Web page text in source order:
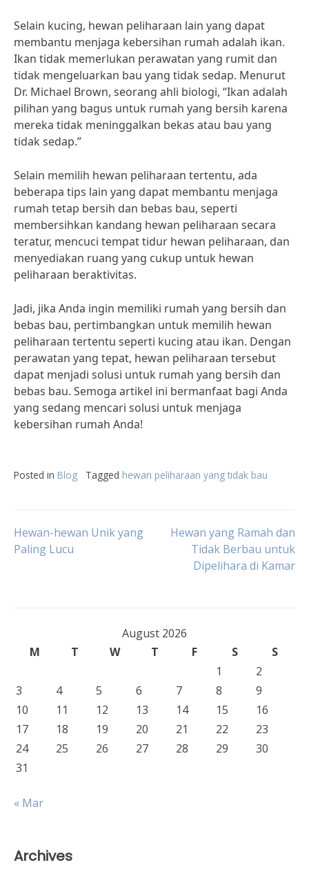
Selain kucing, hewan peliharaan lain yang dapat
membantu menjaga kebersihan rumah adalah ikan.
Ikan tidak memerlukan perawatan yang rumit dan
tidak mengeluarkan bau yang tidak sedap. Menurut
Dr. Michael Brown, seorang ahli biologi, “Ikan adalah
pilihan yang bagus untuk rumah yang bersih karena
mereka tidak meninggalkan bekas atau bau yang
tidak sedap.”
Selain memilih hewan peliharaan tertentu, ada
beberapa tips lain yang dapat membantu menjaga
rumah tetap bersih dan bebas bau, seperti
membersihkan kandang hewan peliharaan secara
teratur, mencuci tempat tidur hewan peliharaan, dan
menyediakan ruang yang cukup untuk hewan
peliharaan beraktivitas.
Jadi, jika Anda ingin memiliki rumah yang bersih dan
bebas bau, pertimbangkan untuk memilih hewan
peliharaan tertentu seperti kucing atau ikan. Dengan
perawatan yang tepat, hewan peliharaan tersebut
dapat menjadi solusi untuk rumah yang bersih dan
bebas bau. Semoga artikel ini bermanfaat bagi Anda
yang sedang mencari solusi untuk menjaga
kebersihan rumah Anda!
Posted in Blog Tagged hewan peliharaan yang tidak bau
Post
Hewan-hewan Unik yang
Paling Lucu
Hewan yang Ramah dan
Tidak Berbau untuk
Dipelihara di Kamar
August 2026
M
T W T F S
S
1
2
3
4 5 6 7 8
9
10
11 12 13 14 15
16
17
18 19 20 21 22
23
24
25 26 27 28 29
30
31
« Mar
Archives